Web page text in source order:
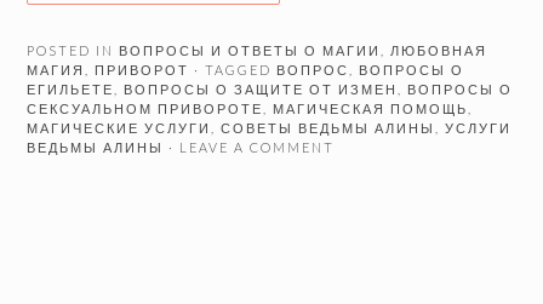
POSTED IN ВОПРОСЫ И ОТВЕТЫ О МАГИИ
ЛЮБОВНАЯ
МАГИЯ
ПРИВОРОТ · TAGGED ВОПРОС
ВОПРОСЫ О
ЕГИЛЬЕТЕ
ВОПРОСЫ О ЗАЩИТЕ ОТ ИЗМЕН
ВОПРОСЫ О
СЕКСУАЛЬНОМ ПРИВОРОТЕ
МАГИЧЕСКАЯ ПОМОЩЬ
МАГИЧЕСКИЕ УСЛУГИ
,СОВЕТЫ ВЕДЬМЫ АЛИНЫ ,УСЛУГИ
ВЕДЬМЫ АЛИНЫ
· LEAVE A COMMENT